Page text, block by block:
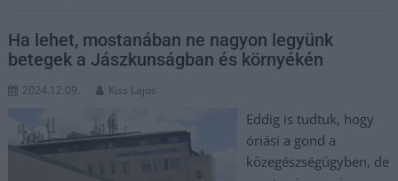
Ha lehet, mostanában ne nagyon legyünk
betegek a Jászkunságban és környékén
2024.12.09. Kiss Lajos
Eddig is tudtuk, hogy
óriási a gond a
közegészségügyben, de